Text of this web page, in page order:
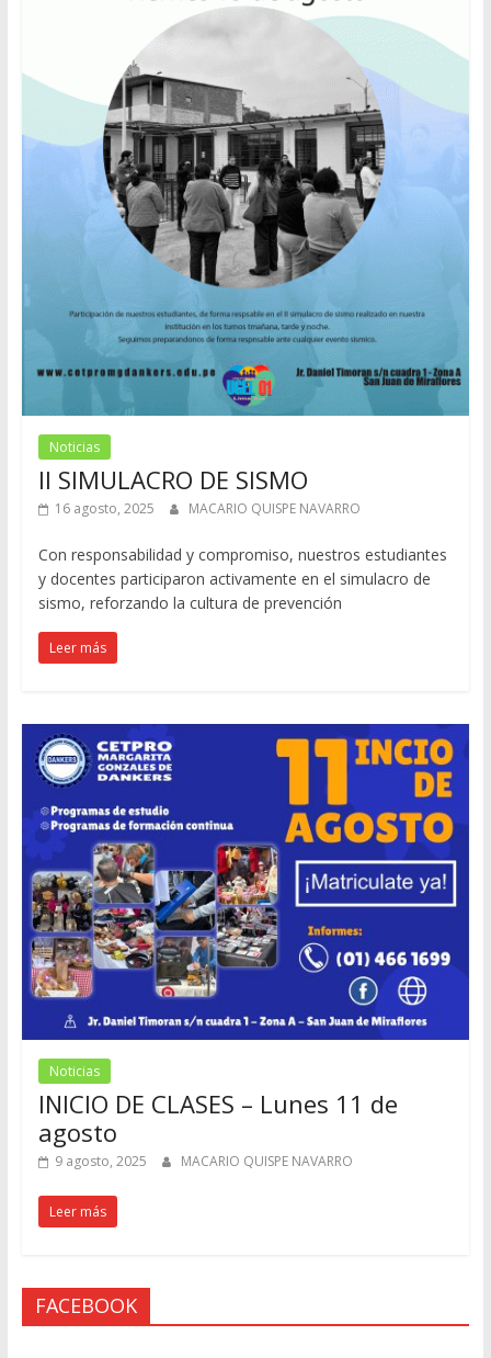
Noticias
II SIMULACRO DE SISMO
16 agosto, 2025 MACARIO QUISPE NAVARRO
Con responsabilidad y compromiso, nuestros estudiantes
y docentes participaron activamente en el simulacro de
sismo, reforzando la cultura de prevención
Leer más
Noticias
INICIO DE CLASES – Lunes 11 de
agosto
9 agosto, 2025 MACARIO QUISPE NAVARRO
Leer más
FACEBOOK